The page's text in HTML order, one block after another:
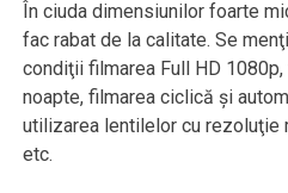
În ciuda dimensiunilor foarte
fac rabat de la calitate. Se
condiţii filmarea Full HD
noapte, filmarea ciclică şi
utilizarea lentilelor cu rezoluţie
etc.